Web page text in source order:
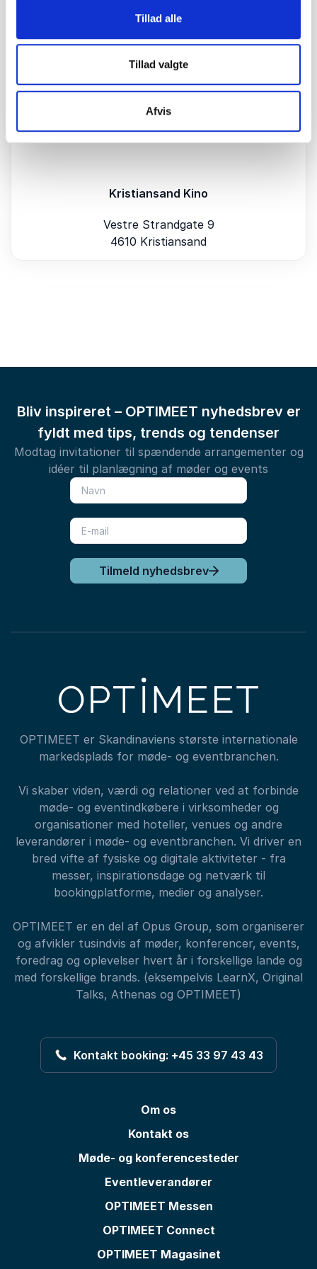
Tillad alle
Tillad valgte
Afvis
din virksomheds image.
kombinerer det bedste af biografens magi med
professionelle møde- og konferencefaciliteter.
Kontakt os i dag for at planlægge dit næste
Kristiansand Kino
Vestre Strandgate 9
4610 Kristiansand
Bliv inspireret – OPTIMEET nyhedsbrev er
fyldt med tips, trends og tendenser
Modtag invitationer til spændende arrangementer og
idéer til planlægning af møder og events
Tilmeld nyhedsbrev
OPTIMEET er Skandinaviens største internationale
markedsplads for møde- og eventbranchen.
Vi skaber viden, værdi og relationer ved at forbinde
møde- og eventindkøbere i virksomheder og
organisationer med hoteller, venues og andre
leverandører i møde- og eventbranchen. Vi driver en
bred vifte af fysiske og digitale aktiviteter - fra
messer, inspirationsdage og netværk til
bookingplatforme, medier og analyser.
OPTIMEET er en del af Opus Group, som organiserer
og afvikler tusindvis af møder, konferencer, events,
foredrag og oplevelser hvert år i forskellige lande og
med forskellige brands. (eksempelvis LearnX, Original
Talks, Athenas og OPTIMEET)
Kontakt booking: +45 33 97 43 43
Om os
Kontakt os
Møde- og konferencesteder
Eventleverandører
OPTIMEET Messen
OPTIMEET Connect
OPTIMEET Magasinet